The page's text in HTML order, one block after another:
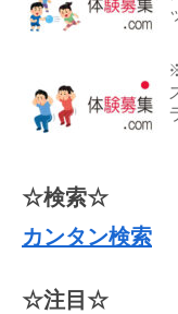
☆検索☆
カンタン検索
☆注目☆